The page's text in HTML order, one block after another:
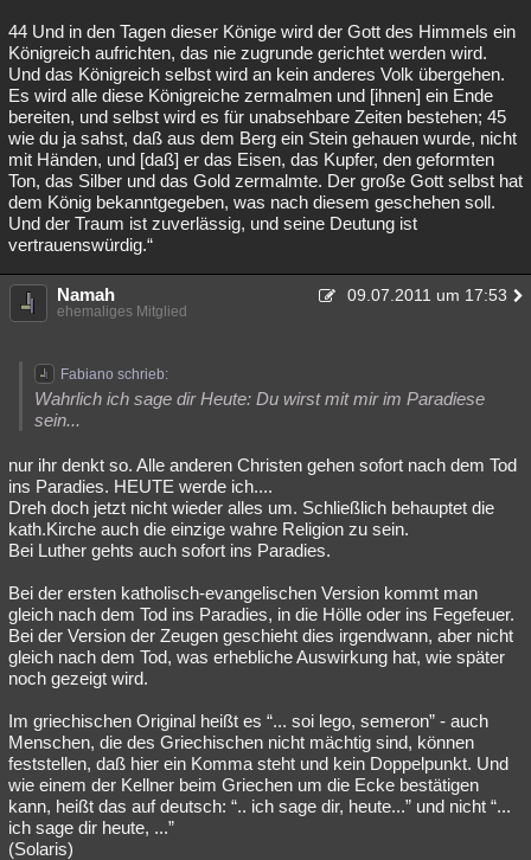
44 Und in den Tagen dieser Könige wird der Gott des Himmels ein
Königreich aufrichten, das nie zugrunde gerichtet werden wird.
Und das Königreich selbst wird an kein anderes Volk übergehen.
Es wird alle diese Königreiche zermalmen und [ihnen] ein Ende
bereiten, und selbst wird es für unabsehbare Zeiten bestehen; 45
wie du ja sahst, daß aus dem Berg ein Stein gehauen wurde, nicht
mit Händen, und [daß] er das Eisen, das Kupfer, den geformten
Ton, das Silber und das Gold zermalmte. Der große Gott selbst hat
dem König bekanntgegeben, was nach diesem geschehen soll.
Und der Traum ist zuverlässig, und seine Deutung ist
vertrauenswürdig.“
Namah 09.07.2011 um 17:53
ehemaliges Mitglied
Fabiano schrieb:
Wahrlich ich sage dir Heute: Du wirst mit mir im Paradiese
sein...
nur ihr denkt so. Alle anderen Christen gehen sofort nach dem Tod
ins Paradies. HEUTE werde ich....
Dreh doch jetzt nicht wieder alles um. Schließlich behauptet die
kath.Kirche auch die einzige wahre Religion zu sein.
Bei Luther gehts auch sofort ins Paradies.
Bei der ersten katholisch-evangelischen Version kommt man
gleich nach dem Tod ins Paradies, in die Hölle oder ins Fegefeuer.
Bei der Version der Zeugen geschieht dies irgendwann, aber nicht
gleich nach dem Tod, was erhebliche Auswirkung hat, wie später
noch gezeigt wird.
Im griechischen Original heißt es “... soi lego, semeron” - auch
Menschen, die des Griechischen nicht mächtig sind, können
feststellen, daß hier ein Komma steht und kein Doppelpunkt. Und
wie einem der Kellner beim Griechen um die Ecke bestätigen
kann, heißt das auf deutsch: “.. ich sage dir, heute...” und nicht “...
ich sage dir heute, ...”
(Solaris)